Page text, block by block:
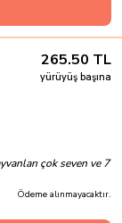
265.50 TL
yürüyüş başına
çok seven ve 7
Ödeme alınmayacaktır.